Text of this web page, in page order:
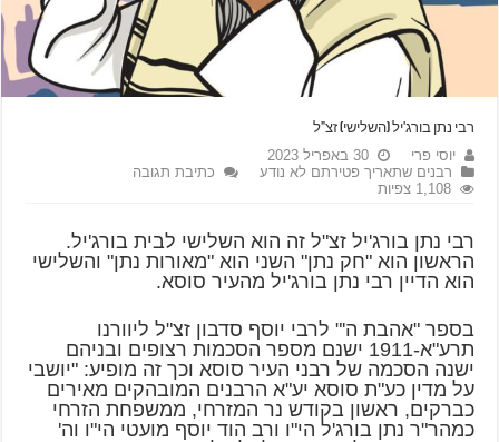
רבי נתן בורג'יל (השלישי) זצ"ל
יוסי פרי
30 באפריל 2023
רבנים שתאריך פטירתם לא נודע
כתיבת תגובה
1,108 צפיות
רבי נתן בורג'יל זצ"ל זה הוא השלישי לבית בורג'יל.
הראשון הוא "חק נתן" השני הוא "מאורות נתן" והשלישי
הוא הדיין רבי נתן בורג'יל מהעיר סוסא.
בספר "אהבת ה'" לרבי יוסף סדבון זצ"ל ליוורנו
תרע"א-1911 ישנם מספר הסכמות רצופים ובניהם
ישנה הסכמה של רבני העיר סוסא וכך זה מופיע: "יושבי
על מדין כע"ת סוסא יע"א הרבנים המובהקים מאירים
כברקים, ראשון בקודש נר המזרחי, ממשפחת הזרחי
כמהר"ר נתן בורג'ל הי"ו ורב הוד יוסף מועטי הי"ו וה'